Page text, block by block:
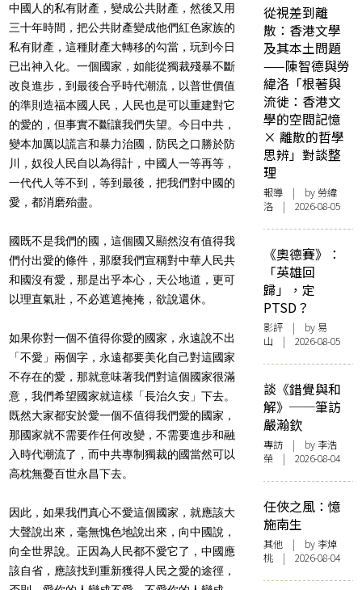
中國人的私有財產，變成公共財產，然後又用
三十年時間，把公共財產變成他們紅色家族的
私有財產，這種財產大轉移的勾當，玩到今日
已出神入化。一個國家，如能從獨裁殘暴不斷
改良進步，到最後合乎時代潮流，以普世價值
的準則造福本國人民，人民也是可以重建對它
的愛的，但事實不斷讓我們失望。今日中共，
變本加厲以謊言和暴力治國，防民之口勝於防
川，奴役人民自以為得計，中國人一等再等，
一代代人等不到，等到最後，把我們對中國的
愛，都消磨殆盡。
國既不是我們的國，這個國又顯然沒有值得我
們付出愛的條件，那麼我們宣稱對中華人民共
和國沒有愛，那是出乎本心，天公地道，更可
以理直氣壯，不必遮遮掩掩，欲說還休。
如果你對一個不值得你愛的國家，永遠說不出
「不愛」兩個字，永遠都要美化自己對這國家
不存在的愛，那就意味著我們對這個國家很滿
意，我們希望國家就這樣「長治久安」下去。
既然大家都安於愛一個不值得我們愛的國家，
那國家就不需要作任何改變，不需要進步和融
入時代潮流了，而中共專制獨裁的國當然可以
高枕無憂百世永昌下去。
因此，如果我們真心不愛這個國家，就應該大
大聲說出來，毫無愧色地說出來，向中國說，
向全世界說。正因為人民都不愛它了，中國應
該自省，應該找到重新獲得人民之愛的途徑，
從視差到離
散：香港文學
及其本土問題
——陳智德與勞
緯洛「根著與
流徙：香港文
學的空間記憶
× 離散的哲學
思辨」對談整
理
報導 | by 勞緯
洛 | 2026-08-05
《奧德賽》：
「英雄回
歸」，定
PTSD？
影評 | by 易
山 | 2026-08-05
談《錯覺與和
解》──筆訪
嚴瀚欽
專訪 | by 李浩
榮 | 2026-08-04
任俠之風：憶
施南生
其他 | by 李焯
桃 | 2026-08-04